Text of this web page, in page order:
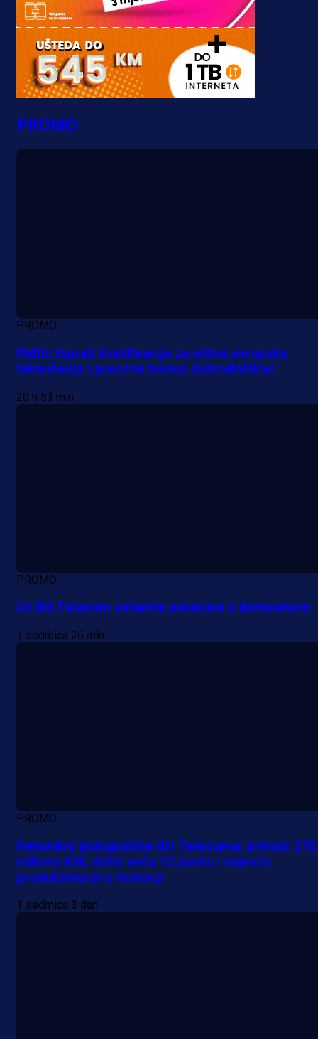
PROMO
PROMO
MrBit: Isprati kvalifikacije za elitna evropska
takmičenja i preuzmi bonus dobrodošlice!
20 h 53 min
PROMO
Uz BH Telecom ostanite povezani s domovinom
1 sedmica 26 min
PROMO
Rekordno polugodište BH Telecoma: prihodi
miliona KM, dobit veća 12 posto i najveća
produktivnost u historiji
1 sedmica 3 dan